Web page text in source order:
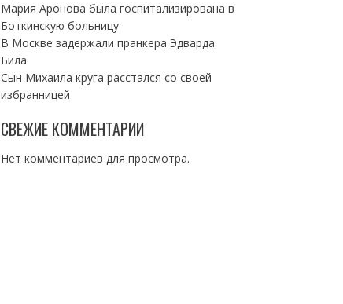
Мария Аронова была госпитализирована в
Боткинскую больницу
В Москве задержали пранкера Эдварда
Била
Сын Михаила круга расстался со своей
избранницей
СВЕЖИЕ КОММЕНТАРИИ
Нет комментариев для просмотра.